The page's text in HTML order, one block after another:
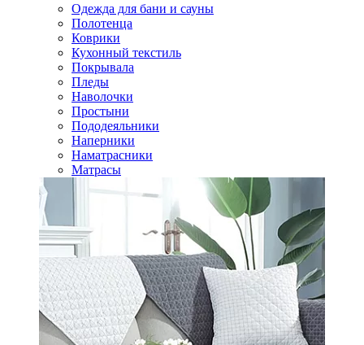
Одежда для бани и сауны
Полотенца
Коврики
Кухонный текстиль
Покрывала
Пледы
Наволочки
Простыни
Пододеяльники
Наперники
Наматрасники
Матрасы